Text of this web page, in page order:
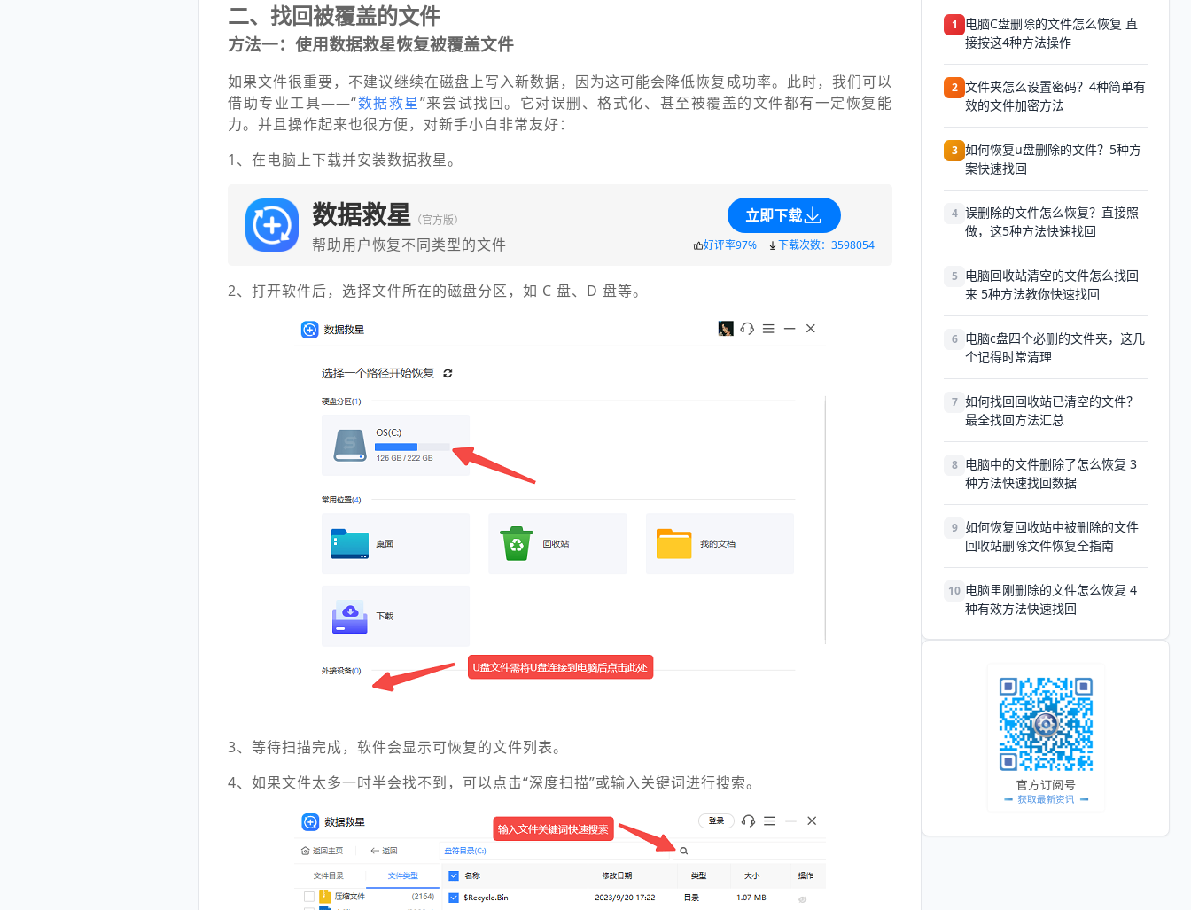
二、找回被覆盖的文件
方法一：使用数据救星恢复被覆盖文件
如果文件很重要，不建议继续在磁盘上写入新数据，因为这可能会降低恢复成功率。此时，我们可以
借助专业工具——“数据救星”来尝试找回。它对误删、格式化、甚至被覆盖的文件都有一定恢复能
力。并且操作起来也很方便，对新手小白非常友好：
1、在电脑上下载并安装数据救星。
数据救星 （官方版）
帮助用户恢复不同类型的文件
立即下载
好评率97% 下载次数：3598054
2、打开软件后，选择文件所在的磁盘分区，如 C 盘、D 盘等。
3、等待扫描完成，软件会显示可恢复的文件列表。
4、如果文件太多一时半会找不到，可以点击“深度扫描”或输入关键词进行搜索。
1
电脑C盘删除的文件怎么恢复 直
接按这4种方法操作
2 文件夹怎么设置密码？4种简单有
效的文件加密方法
3 如何恢复u盘删除的文件？5种方
案快速找回
4 误删除的文件怎么恢复？直接照
做，这5种方法快速找回
5 电脑回收站清空的文件怎么找回
来 5种方法教你快速找回
6 电脑c盘四个必删的文件夹，这几
个记得时常清理
7 如何找回回收站已清空的文件？
最全找回方法汇总
8 电脑中的文件删除了怎么恢复 3
种方法快速找回数据
9 如何恢复回收站中被删除的文件
回收站删除文件恢复全指南
10 电脑里刚删除的文件怎么恢复 4
种有效方法快速找回